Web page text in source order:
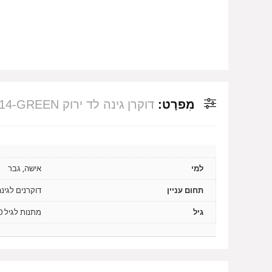
מִפרָט: דוקרן גינה לד ירוק S-61014-GREEN
למי אישה, גבר
תחום עניין דוקרנים
גיל מתנות לגיל 20, מתנות לגיל 30, מתנות לגיל 40, מתנות לגיל 50